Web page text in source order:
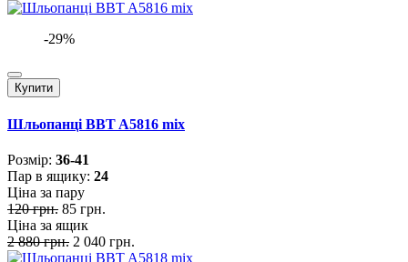
-29%
Купити
Шльопанці BBT A5816 mix
Розмiр: 36-41
Пар в ящику: 24
Ціна за пару
120 грн. 85 грн.
Ціна за ящик
2 880 грн. 2 040 грн.